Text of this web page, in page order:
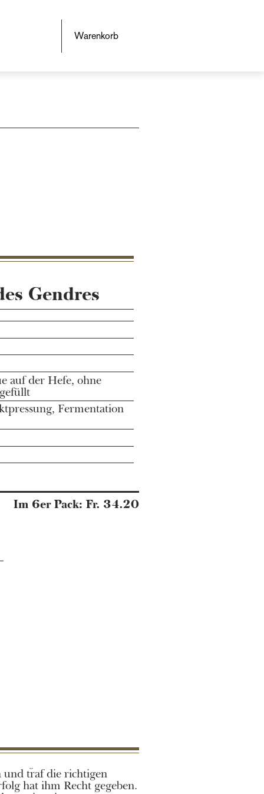
Warenkorb
Gendres
auf der Hefe, ohne
Fermentation
Im 6er Pack: Fr. 34.20
und traf die richtigen
hat ihm Recht gegeben.